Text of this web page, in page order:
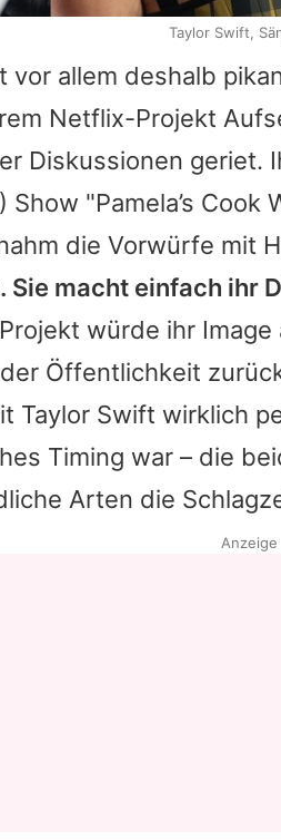
vor allem deshalb
Netflix-Projekt
Diskussionen geriet.
Show "Pamela’s Cook
die Vorwürfe mit
Sie macht einfach ihr
würde ihr
Öffentlichkeit
Taylor Swift wirklich
Timing war – die
Arten die
Taylor Swift,
Anzeige